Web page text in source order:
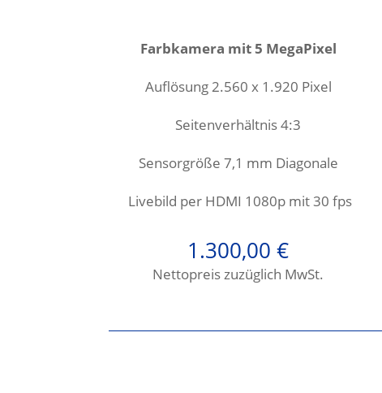
Farbkamera mit 5 MegaPixel
Auflösung 2.560 x 1.920 Pixel
Seitenverhältnis 4:3
Sensorgröße 7,1 mm Diagonale
Livebild per HDMI 1080p mit 30 fps
1.300,00€
Nettopreis zuzüglich MwSt.